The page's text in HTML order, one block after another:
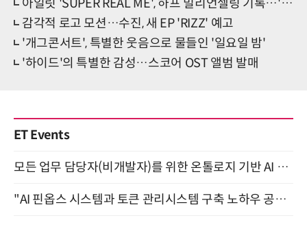
아일릿 'SUPER REAL ME', 하프 밀리언셀링 기록…'Magnetic 타고 슈퍼이끌림'
감각적 로고 모션…수진, 새 EP 'RIZZ' 예고
'개그콘서트', 특별한 웃음으로 물들인 '일요일 밤'
'하이드'의 특별한 감성…스코어 OST 앨범 발매
ET Events
모든 업무 담당자(비개발자)를 위한 온톨로지 기반 AI 지식체계 설계 1-day 워크숍 8월 20일 개최
"AI 핀옵스 시스템과 토큰 관리시스템 구축 노하우 공개" 잠실 한국광고문화회관 2층 대회의실 (8/21)